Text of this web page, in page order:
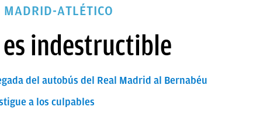
MADRID-ATLÉTICO
indestructible
del autobús del Real Madrid al Bernabéu
a los culpables